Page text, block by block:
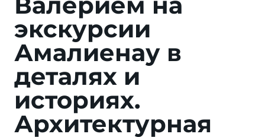
экскурсии
Амалиенау в
деталях и
историях.
Архитектурная